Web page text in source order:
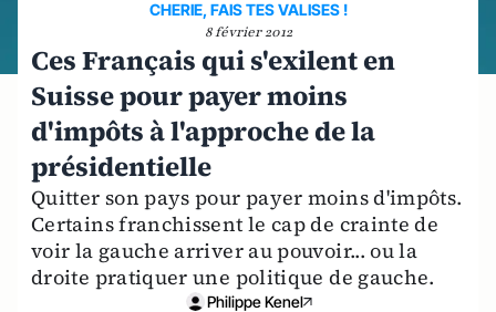
CHERIE, FAIS TES VALISES !
8 février 2012
Ces Français qui s'exilent en
Suisse pour payer moins
d'impôts à l'approche de la
présidentielle
Quitter son pays pour payer moins d'impôts.
Certains franchissent le cap de crainte de
voir la gauche arriver au pouvoir... ou la
droite pratiquer une politique de gauche.
Philippe Kenel